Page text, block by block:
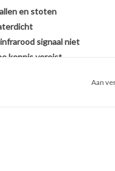
en stoten
signaal niet
kennis vereist
Aan